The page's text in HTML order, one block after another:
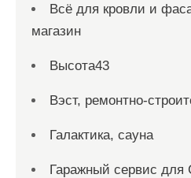
Всё для кровли и
магазин
Высота43
Вэст, ремонтно-
Галактика, сауна
Гаражный сервис для